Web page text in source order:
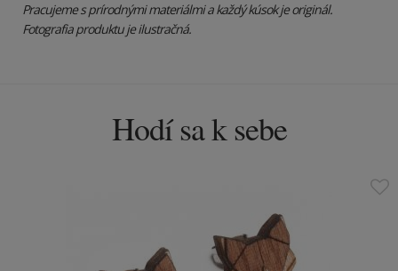
Pracujeme s prírodnými materiálmi a každý kúsok je originál.
Fotografia produktu je ilustračná.
Hodí sa k sebe